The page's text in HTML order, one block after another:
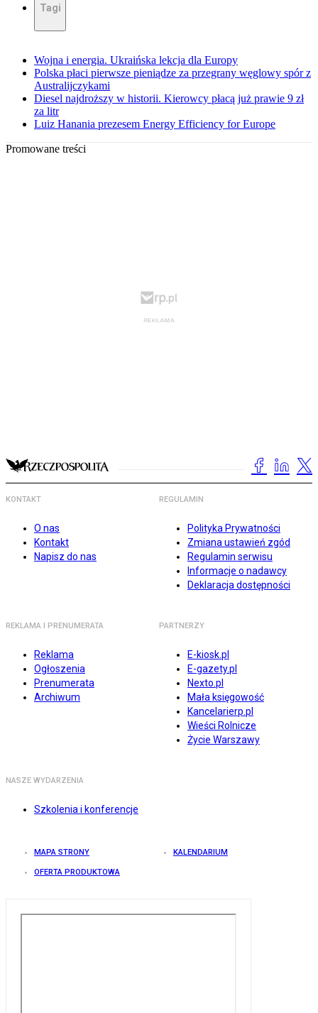
Tagi
Wojna i energia. Ukraińska lekcja dla Europy
Polska płaci pierwsze pieniądze za przegrany węglowy spór z
Australijczykami
Diesel najdroższy w historii. Kierowcy płacą już prawie 9 zł
za litr
Luiz Hanania prezesem Energy Efficiency for Europe
Promowane treści
KONTAKT
O nas
Kontakt
Napisz do nas
REGULAMIN
Polityka Prywatności
Zmiana ustawień zgód
Regulamin serwisu
Informacje o nadawcy
Deklaracja dostępności
REKLAMA I PRENUMERATA
Reklama
Ogłoszenia
Prenumerata
Archiwum
PARTNERZY
E-kiosk.pl
E-gazety.pl
Nexto.pl
Mała księgowość
Kancelarierp.pl
Wieści Rolnicze
Życie Warszawy
NASZE WYDARZENIA
Szkolenia i konferencje
MAPA STRONY KALENDARIUM
OFERTA PRODUKTOWA